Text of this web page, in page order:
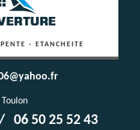
- ETANCHEITE
06 50 25 52 43